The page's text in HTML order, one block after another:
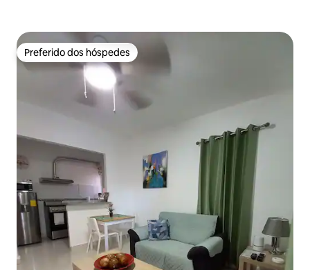
Preferido dos hóspedes
Preferido dos hóspedes